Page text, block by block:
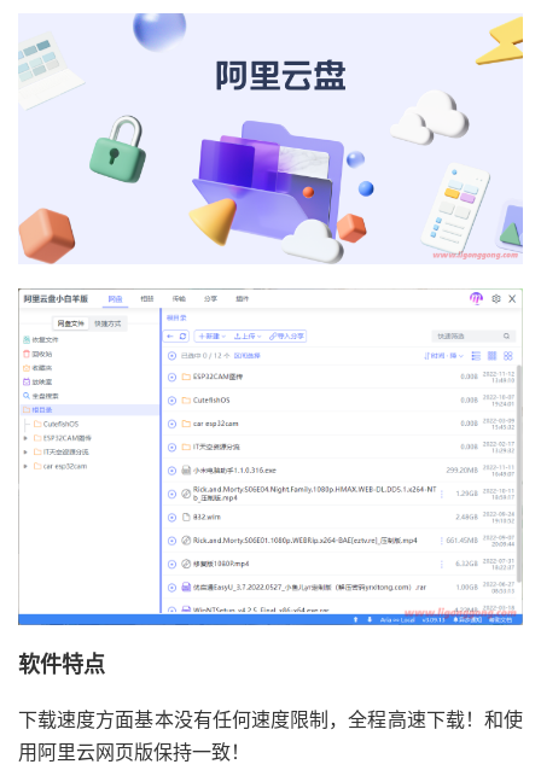
软件特点
下载速度方面基本没有任何速度限制，全程高速下载！和使
用阿里云网页版保持一致！